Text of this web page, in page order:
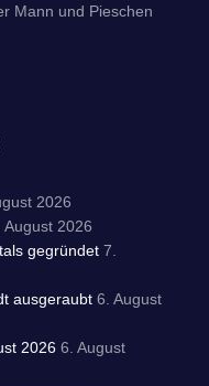
Mann und Pieschen
2026
August 2026
gegründet 7.
ausgeraubt 6. August
2026 6. August